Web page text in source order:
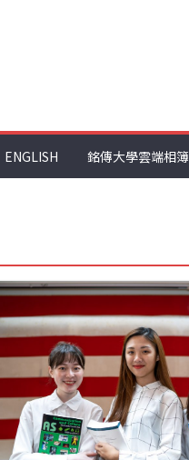
ENGLISH 銘傳大學雲端相簿